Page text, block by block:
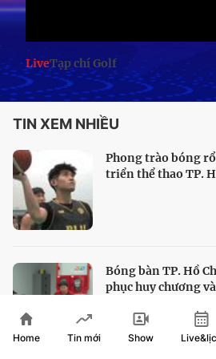
LiveTạp chí Golf
TIN XEM NHIỀU
Phong trào bóng
triển thể thao TP.
Bóng bàn TP. Hồ
phục huy chương
Home Tin mới Show